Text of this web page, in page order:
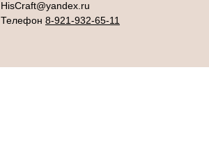
HisCraft@yandex.ru
Телефон 8-921-932-65-11